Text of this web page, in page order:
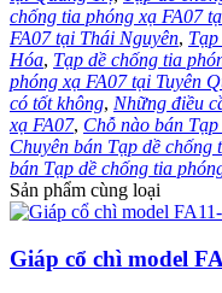
chống tia phóng xạ FA07
FA07 tại Thái Nguyên,
Hóa, Tạp dề chống tia
phóng xạ FA07 tại Tuyên
có tốt không, Những điều
xạ FA07, Chỗ nào bán
Chuyên bán Tạp dề chống
bán Tạp dề chống tia
Sản phẩm cùng loại
Giáp cổ chì model